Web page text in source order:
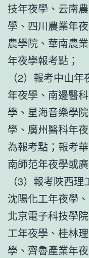
技年夜學、云南
學、四川農業年
農學院、華南農
年夜學報考點；
（2）報考中山
年夜學、南邊醫
學、星海音樂學
學、廣州醫科年
為報考點；報考
南師范年夜學或
（3）報考陜西
沈陽化工年夜學
北京電子科技學
工年夜學、桂林
學、齊魯產業年